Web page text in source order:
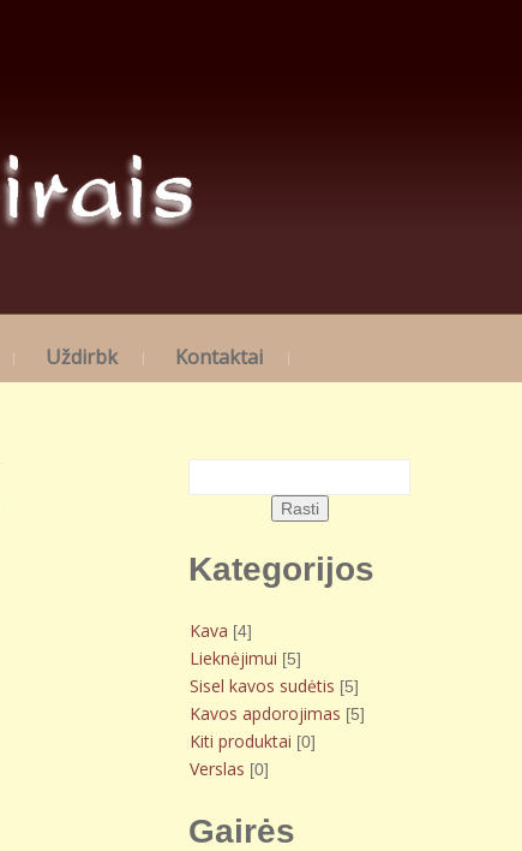
Uždirbk Kontaktai
Kategorijos
Kava [4]
Lieknėjimui [5]
Sisel kavos sudėtis [5]
Kavos apdorojimas [5]
Kiti produktai [0]
Verslas [0]
Gairės